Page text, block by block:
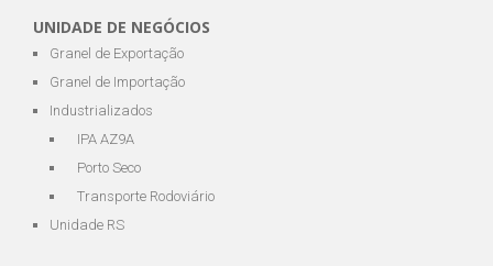
UNIDADE DE NEGÓCIOS
Granel de Exportação
Granel de Importação
Industrializados
IPA AZ9A
Porto Seco
Transporte Rodoviário
Unidade RS